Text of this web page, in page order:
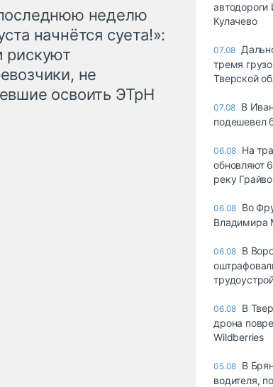
неделю
начнётся суета!»:
рискуют
не
освоить ЭТрН
автодороги
Кулачево
07.08
тремя
Тверской
07.08 В
подешевел
06.08 На
обновляют
реку
06.08 Во
Владимира
06.08 В
06.08 В
дрона
Wildberries
05.08 В
водителя,